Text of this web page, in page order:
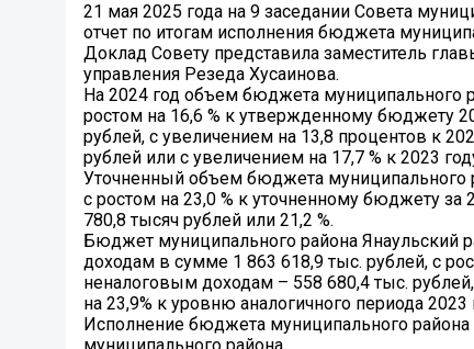
21 мая 2025 года на 9 заседании Совета
отчет по итогам исполнения бюджета
Доклад Совету представила заместитель
управления Резеда Хусаинова.
На 2024 год объем бюджета муниципального
ростом на 16,6 % к утвержденному бюджету
рублей, с увеличением на 13,8 процентов к
рублей или с увеличением на 17,7 % к 2023
Уточненный объем бюджета муниципального
с ростом на 23,0 % к уточненному бюджету
780,8 тысяч рублей или 21,2 %.
Бюджет муниципального района Янаульский
доходам в сумме 1 863 618,9 тыс. рублей, с
неналоговым доходам – 558 680,4 тыс.
на 23,9% к уровню аналогичного периода 2023
Исполнение бюджета муниципального